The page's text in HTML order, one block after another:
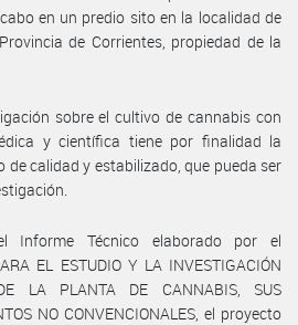
en un predio sito en la localidad de
de Corrientes, propiedad de la
sobre el cultivo de cannabis con
y científica tiene por finalidad la
calidad y estabilizado, que pueda ser
Informe Técnico elaborado por el
EL ESTUDIO Y LA INVESTIGACIÓN
LA PLANTA DE CANNABIS, SUS
NO CONVENCIONALES, el proyecto